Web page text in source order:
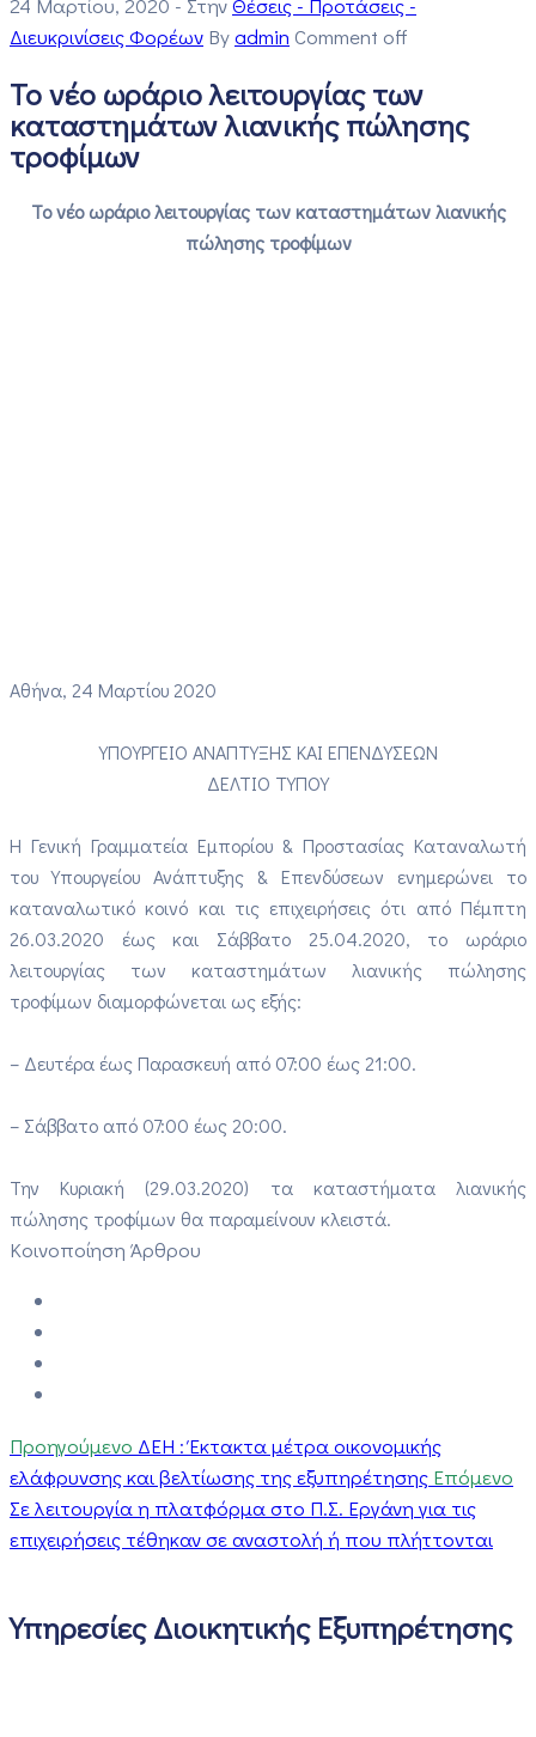
Διευκρινίσεις Φορέων Byadmin Comment off
Το νέο ωράριο λειτουργίας των
καταστημάτων λιανικής πώλησης
τροφίμων
Το νέο ωράριο λειτουργίας των καταστημάτων λιανικής
πώλησης τροφίμων
Αθήνα, 24 Μαρτίου 2020
ΥΠΟΥΡΓΕΙΟ ΑΝΑΠΤΥΞΗΣ ΚΑΙ ΕΠΕΝΔΥΣΕΩΝ
ΔΕΛΤΙΟ ΤΥΠΟΥ
Η Γενική Γραμματεία Εμπορίου & Προστασίας Καταναλωτή
του Υπουργείου Ανάπτυξης & Επενδύσεων ενημερώνει το
καταναλωτικό κοινό και τις επιχειρήσεις ότι από Πέμπτη
26.03.2020 έως και Σάββατο 25.04.2020, το ωράριο
λειτουργίας των καταστημάτων λιανικής πώλησης
τροφίμων διαμορφώνεται ως εξής:
– Δευτέρα έως Παρασκευή από 07:00 έως 21:00.
– Σάββατο από 07:00 έως 20:00.
Την Κυριακή (29.03.2020) τα καταστήματα λιανικής
πώλησης τροφίμων θα παραμείνουν κλειστά.
Κοινοποίηση Άρθρου
Προηγούμενο ΔΕΗ : Έκτακτα μέτρα οικονομικής
ελάφρυνσης και βελτίωσης της εξυπηρέτησης Επόμενο
Σε λειτουργία η πλατφόρμα στο Π.Σ. Εργάνη για τις
επιχειρήσεις τέθηκαν σε αναστολή ή που πλήττονται
Υπηρεσίες Διοικητικής Εξυπηρέτησης